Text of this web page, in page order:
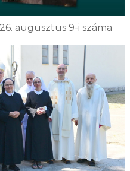
augusztus 9-i száma